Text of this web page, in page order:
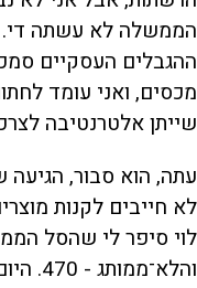
הממשלה לא עשתה די.
ההגבלים העסקיים
מכסים, ואני עומד
שייתן אלטרנטיבה
עתה, הוא סבור,
לא חייבים לקנות